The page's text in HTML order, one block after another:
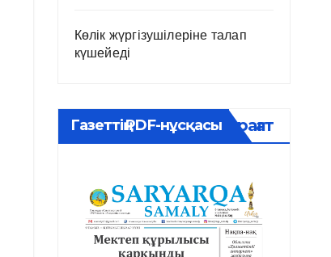
Көлік жүргізушілеріне талап
күшейеді
Газеттің PDF-нұсқасыМұрағат